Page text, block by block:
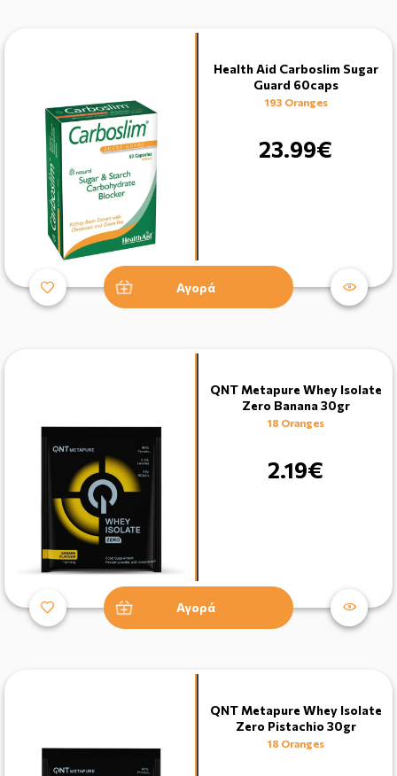
Health Aid Carboslim Sugar
Guard 60caps
193 Oranges
23.99€
Αγορά
QNT Metapure Whey Isolate
Zero Banana 30gr
18 Oranges
2.19€
Αγορά
QNT Metapure Whey Isolate
Zero Pistachio 30gr
18 Oranges